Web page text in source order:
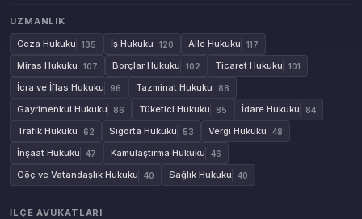
UZMANLIK
Ceza Hukuku
135 İş Hukuku 120 Aile Hukuku 117
Miras Hukuku 107 Borçlar Hukuku 102 Ticaret Hukuku 101
İcra ve İflas Hukuku 96 Tazminat Hukuku 88
Gayrimenkul Hukuku 86 Tüketici Hukuku 85 İdare Hukuku 84
Trafik Hukuku 62 Sigorta Hukuku 53 Vergi Hukuku 48
İnşaat Hukuku 47 Kamulaştırma Hukuku 46
Göç ve Vatandaşlık Hukuku 40 Sağlık Hukuku 40
İLÇE AVUKATLARI